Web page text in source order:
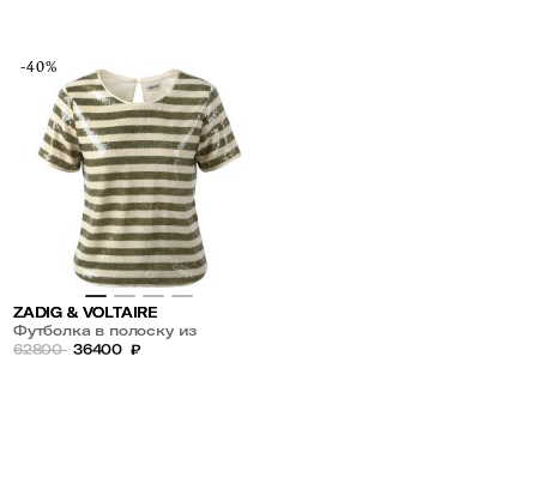
-40%
ZADIG & VOLTAIRE
Футболка в полоску из
пайеток
62800 36400 ₽